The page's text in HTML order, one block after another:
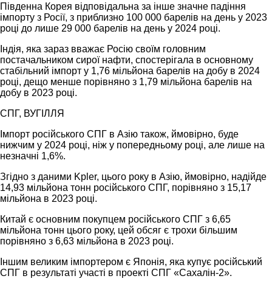
Південна Корея відповідальна за інше значне падіння
імпорту з Росії, з приблизно 100 000 барелів на день у 2023
році до лише 29 000 барелів на день у 2024 році.
Індія, яка зараз вважає Росію своїм головним
постачальником сирої нафти, спостерігала в основному
стабільний імпорт у 1,76 мільйона барелів на добу в 2024
році, дещо менше порівняно з 1,79 мільйона барелів на
добу в 2023 році.
СПГ, ВУГІЛЛЯ
Імпорт російського СПГ в Азію також, ймовірно, буде
нижчим у 2024 році, ніж у попередньому році, але лише на
незначні 1,6%.
Згідно з даними Kpler, цього року в Азію, ймовірно, надійде
14,93 мільйона тонн російського СПГ, порівняно з 15,17
мільйона в 2023 році.
Китай є основним покупцем російського СПГ з 6,65
мільйона тонн цього року, цей обсяг є трохи більшим
порівняно з 6,63 мільйона в 2023 році.
Іншим великим імпортером є Японія, яка купує російський
СПГ в результаті участі в проекті СПГ «Сахалін-2».